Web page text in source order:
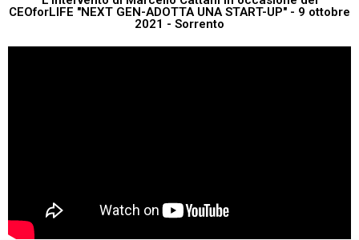
CEOforLIFE "NEXT GEN-ADOTTA UNA START-UP" - 9 ottobre
2021 - Sorrento